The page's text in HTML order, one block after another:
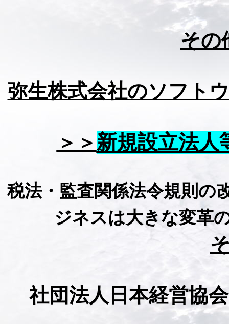
その
弥生株式会社のソフト
＞＞ 新規設立法人
税法・監査関係法令規則の
ジネスは大きな変革
社団法人日本経営協